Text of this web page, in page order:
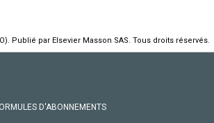
Publié par Elsevier Masson SAS. Tous droits réservés.
D'ABONNEMENTS